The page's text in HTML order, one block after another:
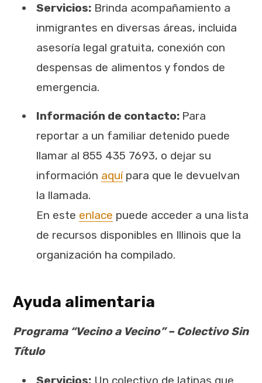
Servicios: Brinda acompañamiento a
inmigrantes en diversas áreas, incluida
asesoría legal gratuita, conexión con
despensas de alimentos y fondos de
emergencia.
Información de contacto: Para
reportar a un familiar detenido puede
llamar al 855 435 7693, o dejar su
información aquípara que le devuelvan
la llamada.
En este enlace puede acceder a una lista
de recursos disponibles en Illinois que la
organización ha compilado.
Ayuda alimentaria
Programa “Vecino a Vecino” – Colectivo Sin
Título